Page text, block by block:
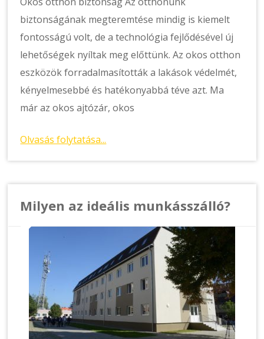
biztonságának megteremtése mindig is kiemelt
fontosságú volt, de a technológia fejlődésével új
lehetőségek nyíltak meg előttünk. Az okos otthon
eszközök forradalmasították a lakások védelmét,
kényelmesebbé és hatékonyabbá téve azt. Ma
már az okos ajtózár, okos
Olvasás folytatása...
Milyen az ideális munkásszálló?